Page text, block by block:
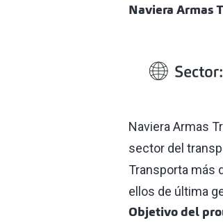
Naviera Armas
Naviera Armas
sector del
Transporta más
ellos de última
Objetivo del